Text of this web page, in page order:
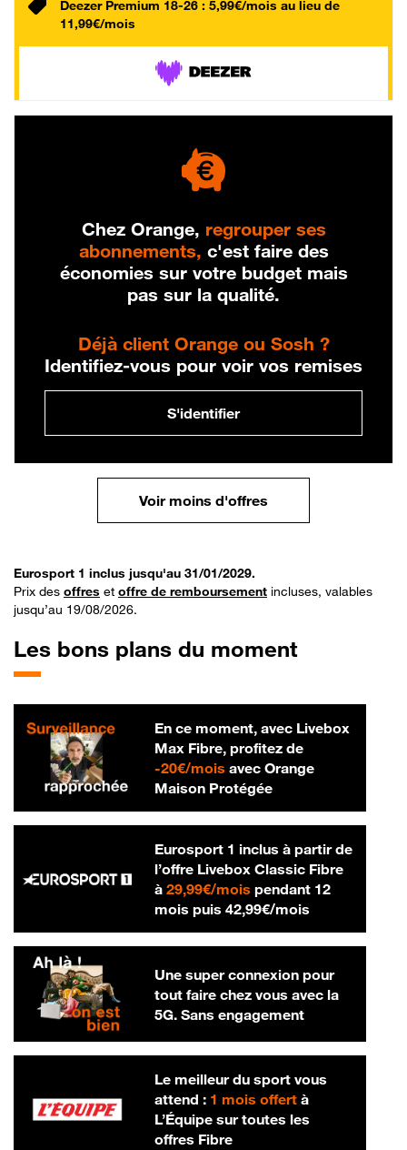
Deezer Premium 18-26 : 5,99€/mois au lieu de
11,99€/mois
Chez Orange, regrouper ses
abonnements, c'est faire des
économies sur votre budget mais
pas sur la qualité.
Déjà client Orange ou Sosh ?
Identifiez-vous pour voir vos remises
S'identifier
Voir moins d'offres
Eurosport 1 inclus jusqu'au 31/01/2029.
Prix des offres et offre de remboursement incluses, valables
jusqu’au 19/08/2026.
Les bons plans du moment
En ce moment, avec Livebox
Max Fibre, profitez de
-20€/mois20 € par mois
avec Orange
Maison Protégée
Eurosport 1 inclus à partir de
l’offre Livebox Classic Fibre
à 29,99€/mois29,99 € par mois
pendant 12
mois puis 42,99€/mois42,99 € par
Une super connexion pour
tout faire chez vous avec la
5G. Sans engagement
Le meilleur du sport vous
attend : 1 mois offertà
L’Équipe sur toutes les
offres Fibre